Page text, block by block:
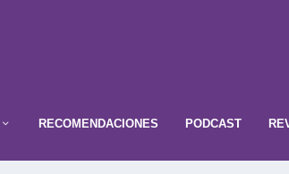
RECOMENDACIONES PODCAST